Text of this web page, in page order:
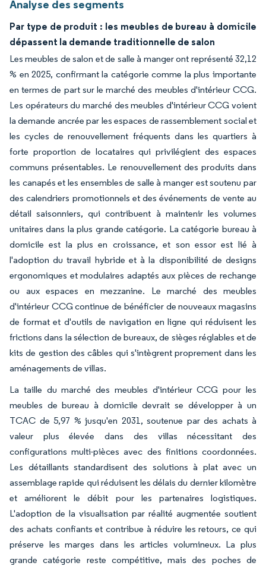
Analyse des segments
Par type de produit : les meubles de bureau à domicile
dépassent la demande traditionnelle de salon
Les meubles de salon et de salle à manger ont représenté 32,12
% en 2025, confirmant la catégorie comme la plus importante
en termes de part sur le marché des meubles d'intérieur CCG.
Les opérateurs du marché des meubles d'intérieur CCG voient
la demande ancrée par les espaces de rassemblement social et
les cycles de renouvellement fréquents dans les quartiers à
forte proportion de locataires qui privilégient des espaces
communs présentables. Le renouvellement des produits dans
les canapés et les ensembles de salle à manger est soutenu par
des calendriers promotionnels et des événements de vente au
détail saisonniers, qui contribuent à maintenir les volumes
unitaires dans la plus grande catégorie. La catégorie bureau à
domicile est la plus en croissance, et son essor est lié à
l'adoption du travail hybride et à la disponibilité de designs
ergonomiques et modulaires adaptés aux pièces de rechange
ou aux espaces en mezzanine. Le marché des meubles
d'intérieur CCG continue de bénéficier de nouveaux magasins
de format et d'outils de navigation en ligne qui réduisent les
frictions dans la sélection de bureaux, de sièges réglables et de
kits de gestion des câbles qui s'intègrent proprement dans les
aménagements de villas.
La taille du marché des meubles d'intérieur CCG pour les
meubles de bureau à domicile devrait se développer à un
TCAC de 5,97 % jusqu'en 2031, soutenue par des achats à
valeur plus élevée dans des villas nécessitant des
configurations multi-pièces avec des finitions coordonnées.
Les détaillants standardisent des solutions à plat avec un
assemblage rapide qui réduisent les délais du dernier kilomètre
et améliorent le débit pour les partenaires logistiques.
L'adoption de la visualisation par réalité augmentée soutient
des achats confiants et contribue à réduire les retours, ce qui
préserve les marges dans les articles volumineux. La plus
grande catégorie reste compétitive, mais des poches de